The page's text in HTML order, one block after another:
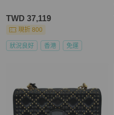
TWD 37,119
現折 800
狀況良好 香港 免運